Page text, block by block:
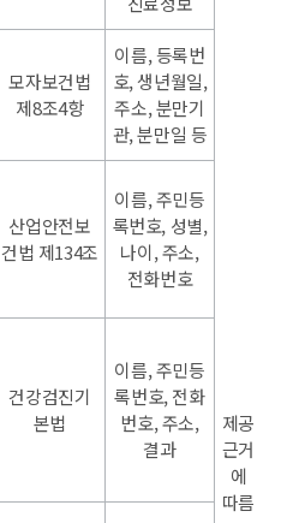
제공
근거
에
따름
모자보건법
제8조4항
이름, 등록번
호, 생년월일,
주소, 분만기
관, 분만일 등
산업안전보
건법 제134조
이름, 주민등
록번호, 성별,
나이, 주소,
전화번호
건강검진기
본법
이름, 주민등
록번호, 전화
번호, 주소,
결과